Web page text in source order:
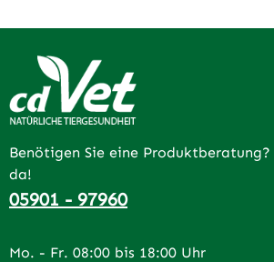
Benötigen Sie eine
da!
05901 - 97960
Mo. - Fr. 08:00 bis 18:00 Uhr